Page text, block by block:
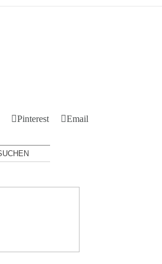
Pinterest
Email